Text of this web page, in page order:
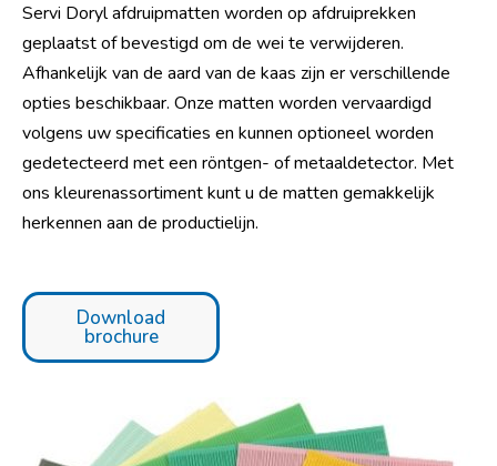
Servi Doryl afdruipmatten worden op afdruiprekken
geplaatst of bevestigd om de wei te verwijderen.
Afhankelijk van de aard van de kaas zijn er verschillende
opties beschikbaar. Onze matten worden vervaardigd
volgens uw specificaties en kunnen optioneel worden
gedetecteerd met een röntgen- of metaaldetector. Met
ons kleurenassortiment kunt u de matten gemakkelijk
herkennen aan de productielijn.
Download
brochure